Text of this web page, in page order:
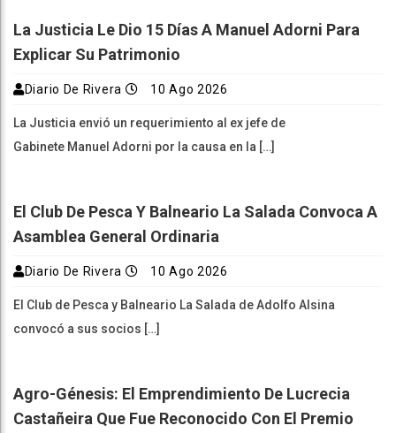
La Justicia Le Dio 15 Días A Manuel Adorni Para
Explicar Su Patrimonio
Diario De Rivera 10 Ago 2026
La Justicia envió un requerimiento al ex jefe de
Gabinete Manuel Adorni por la causa en la […]
El Club De Pesca Y Balneario La Salada Convoca A
Asamblea General Ordinaria
Diario De Rivera 10 Ago 2026
El Club de Pesca y Balneario La Salada de Adolfo Alsina
convocó a sus socios […]
Agro-Génesis: El Emprendimiento De Lucrecia
Castañeira Que Fue Reconocido Con El Premio